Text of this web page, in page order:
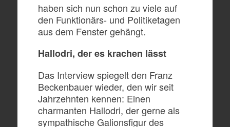
haben sich nun schon zu viele auf
den Funktionärs- und Politiketagen
aus dem Fenster gehängt.
Hallodri, der es krachen lässt
Das Interview spiegelt den Franz
Beckenbauer wieder, den wir seit
Jahrzehnten kennen: Einen
charmanten Hallodri, der gerne als
sympathische Galionsfigur des